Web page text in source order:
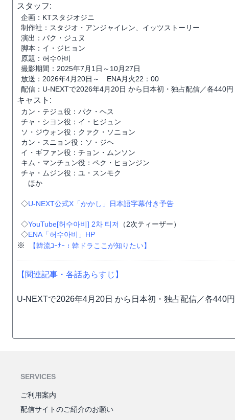
スタッフ:
企画：KTスタジオジニ
制作社：スタジオ・アンジャイレン、イッツストーリー
演出：パク・ジュヌ
脚本：イ・ジヒョン
原題：허수아비
撮影期間：2025年7月1日～10月27日
放送：2026年4月20日～ ENA月火22：00
配信：U-NEXTで2026年4月20日 から日本初・独占配信／各
キャスト:
カン・テジュ役：パク・ヘス
チャ・シヨン役：イ・ヒジュン
ソ・ジウォン役：クァク・ソニョン
カン・スニョン役：ソ・ジヘ
イ・ギファン役：チョン・ムンソン
キム・マンチュン役：ペク・ヒョンジン
チャ・ムジン役：ユ・スンモク
ほか
◇U-NEXT公式X「かかし」日本語字幕付き予告
◇YouTube[허수아비] 2차 티저
（2次ティーザー）
◇ENA「허수아비」HP
※ 【韓流ｺｰﾅｰ：韓ドラここが知りたい】
【関連記事・各話あらすじ】
U-NEXTで2026年4月20日 から日本初・独占配信／各
SERVICES
ご利用案内
配信サイトのご紹介のお願い